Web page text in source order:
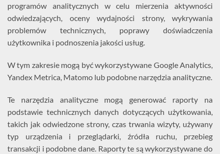
programów analitycznych w celu mierzenia aktywności
odwiedzających, oceny wydajności strony, wykrywania
problemów technicznych, poprawy doświadczenia
użytkownika i podnoszenia jakości usług.
W tym zakresie mogą być wykorzystywane Google Analytics,
Yandex Metrica, Matomo lub podobne narzędzia analityczne.
Te narzędzia analityczne mogą generować raporty na
podstawie technicznych danych dotyczących użytkowania,
takich jak odwiedzone strony, czas trwania wizyty, używany
typ urządzenia i przeglądarki, źródła ruchu, przebieg
transakcji i podobne dane. Raporty te są wykorzystywane do